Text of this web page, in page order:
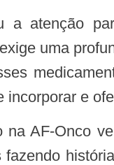
uma
e
fazendo